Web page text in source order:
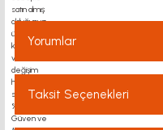
delta haberleşme kablosu, delta plc
Yorumlar
Taksit Seçenekleri